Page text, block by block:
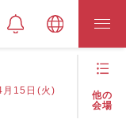
15日(火)
他の
会場